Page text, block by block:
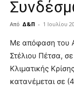
Από Δ&Π - 1 Ιουλίου
blonde
lesbians
hot
cam
Με απόφαση του
Στέλιου Πέτσα,
Κλιματικής
κατανέμεται σε